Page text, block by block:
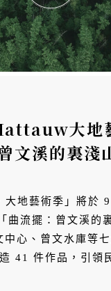
大地
文溪的裏淺
作品，邀請
旅行
大地藝術季」將於
曲流擺：曾文溪的
中心、曾文水庫等
41 件作品，引領